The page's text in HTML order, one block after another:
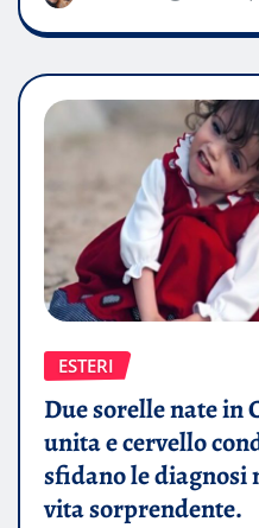
ESTERI
Due sorelle nate in
unita e cervello
sfidano le diagnosi
vita sorprendente.